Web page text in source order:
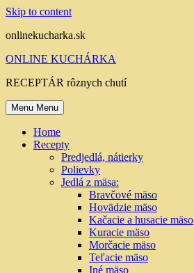
Skip to content
onlinekucharka.sk
ONLINE KUCHÁRKA
RECEPTÁR rôznych chutí
Menu Menu
Home
Recepty
Predjedlá, nátierky
Polievky
Jedlá z mäsa:
Bravčové mäso
Hovädzie mäso
Kačacie a husacie mäso
Kuracie mäso
Morčacie mäso
Teľacie mäso
Iné mäso